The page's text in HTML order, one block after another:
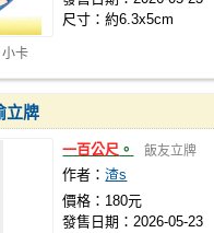
卡
尺寸：約6.3x5cm
立牌
一百公尺 。 飯友立牌
作者：渣s
價格：180元
發售日期：2026-05-23